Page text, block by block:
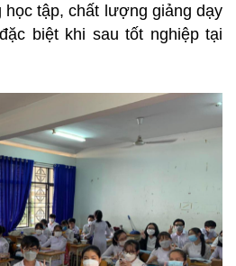
tập, chất lượng giảng dạy
biệt khi sau tốt nghiệp tại